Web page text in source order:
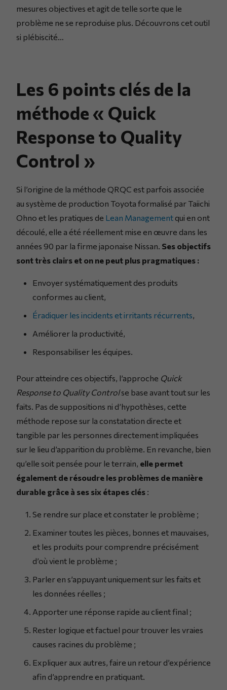
mesures objectives et agit de telle sorte que le
problème ne se reproduise plus. Découvrons cet outil
si plébiscité…
Les 6 points clés de la
méthode « Quick
Response to Quality
Control »
Si l’origine de la méthode QRQC est parfois associée
au système de production Toyota formalisé par Taiichi
Ohno et les pratiques de Lean Management qui en ont
découlé, elle a été réellement mise en œuvre dans les
années 90 par la firme japonaise Nissan. Ses objectifs
sont très clairs et on ne peut plus pragmatiques :
Envoyer systématiquement des produits
conformes au client,
Éradiquer les incidents et irritants récurrents,
Améliorer la productivité,
Responsabiliser les équipes.
Pour atteindre ces objectifs, l’approche Quick
Response to Quality Controlse base avant tout sur les
faits. Pas de suppositions ni d’hypothèses, cette
méthode repose sur la constatation directe et
tangible par les personnes directement impliquées
sur le lieu d’apparition du problème. En revanche, bien
qu’elle soit pensée pour le terrain, elle permet
également de résoudre les problèmes de manière
durable grâce à ses six étapes clés :
Se rendre sur place et constater le problème ;
Examiner toutes les pièces, bonnes et mauvaises,
et les produits pour comprendre précisément
d’où vient le problème ;
Parler en s’appuyant uniquement sur les faits et
les données réelles ;
Apporter une réponse rapide au client final ;
Rester logique et factuel pour trouver les vraies
causes racines du problème ;
Expliquer aux autres, faire un retour d’expérience
afin d’apprendre en pratiquant.